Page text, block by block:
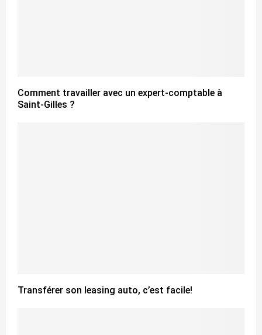
Comment travailler avec un expert-comptable à
Saint-Gilles ?
Transférer son leasing auto, c’est facile!